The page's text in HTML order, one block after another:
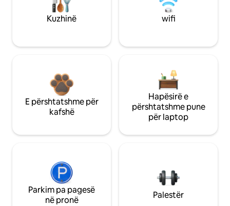
Kuzhinë wifi
E përshtatshme për
kafshë
Hapësirë e
përshtatshme pune
për laptop
Parkim pa pagesë
në pronë
Palestër